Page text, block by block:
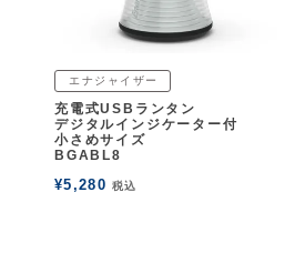
エナジャイザー
充電式USBランタン
デジタルインジケーター付
小さめサイズ
BGABL8
¥5,280 税込